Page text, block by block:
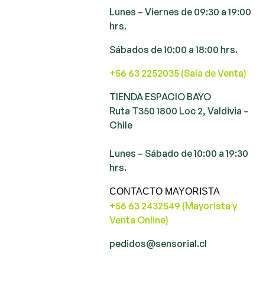
Lunes – Viernes de 09:30 a 19:00
hrs.
Sábados de 10:00 a 18:00 hrs.
+56 63 2252035 (Sala de Venta)
TIENDA ESPACIO BAYO
Ruta T350 1800 Loc 2, Valdivia –
Chile
Lunes – Sábado de 10:00 a 19:30
hrs.
CONTACTO MAYORISTA
+56 63 2432549 (Mayorista y
Venta Online)
pedidos@sensorial.cl